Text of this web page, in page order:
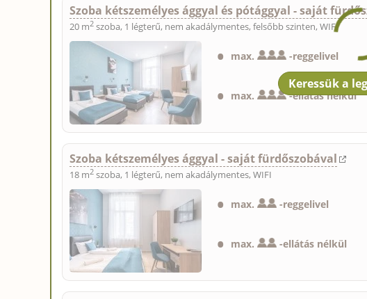
Szoba kétszemélyes ággyal és pótággyal - saját
20 m2 szoba, 1 légterű, nem akadálymentes, felsőbb szinten, WIFI
max. -reggelivel
max. -ellátás nélkül
Szoba kétszemélyes ággyal - saját fürdőszobával
18 m2 szoba, 1 légterű, nem akadálymentes, WIFI
max. -reggelivel
max. -ellátás nélkül